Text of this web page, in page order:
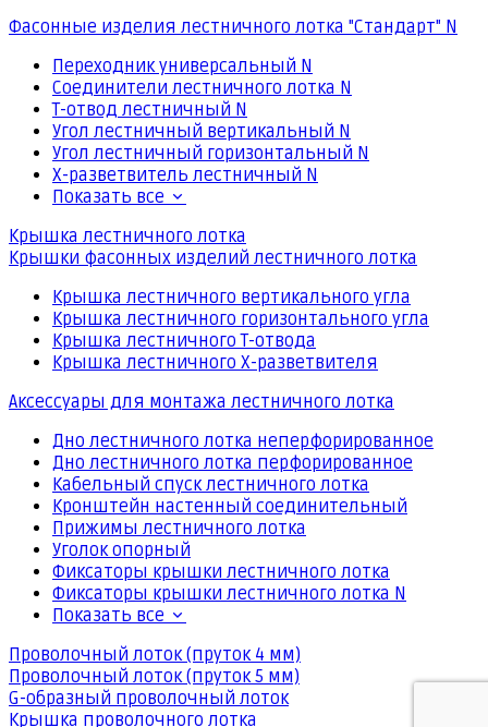
Фасонные изделия лестничного лотка "Стандарт" N
Переходник универсальный N
Соединители лестничного лотка N
Т-отвод лестничный N
Угол лестничный вертикальный N
Угол лестничный горизонтальный N
Х-разветвитель лестничный N
Показать все
Крышка лестничного лотка
Крышки фасонных изделий лестничного лотка
Крышка лестничного вертикального угла
Крышка лестничного горизонтального угла
Крышка лестничного Т-отвода
Крышка лестничного Х-разветвителя
Аксессуары для монтажа лестничного лотка
Дно лестничного лотка неперфорированное
Дно лестничного лотка перфорированное
Кабельный спуск лестничного лотка
Кронштейн настенный соединительный
Прижимы лестничного лотка
Уголок опорный
Фиксаторы крышки лестничного лотка
Фиксаторы крышки лестничного лотка N
Показать все
Проволочный лоток (пруток 4 мм)
Проволочный лоток (пруток 5 мм)
G-образный проволочный лоток
Крышка проволочного лотка